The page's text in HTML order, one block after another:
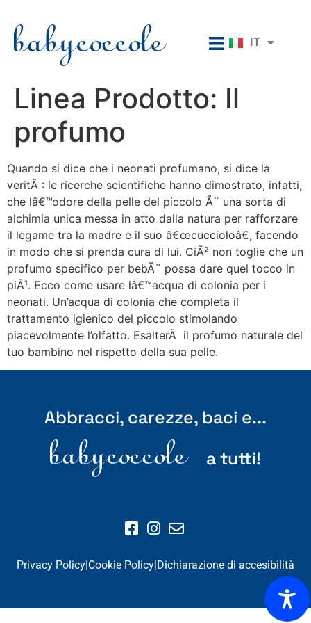
IT
RU
Linea Prodotto: Il
profumo
Quando si dice che i neonati profumano, si dice la
veritÃ : le ricerche scientifiche hanno dimostrato, infatti,
che lâ€™odore della pelle del piccolo Ã¨ una sorta di
alchimia unica messa in atto dalla natura per rafforzare
il legame tra la madre e il suo â€œcuccioloâ€, facendo
in modo che si prenda cura di lui. CiÃ² non toglie che un
profumo specifico per bebÃ¨ possa dare quel tocco in
piÃ¹. Ecco come usare lâ€™acqua di colonia per i
neonati. Un’acqua di colonia che completa il
trattamento igienico del piccolo stimolando
piacevolmente l’olfatto. EsalterÃ il profumo naturale del
tuo bambino nel rispetto della sua pelle.
Abbracci, carezze, baci e...
a tutti!
Privacy Policy Cookie Policy Dichiarazione di accesibilità